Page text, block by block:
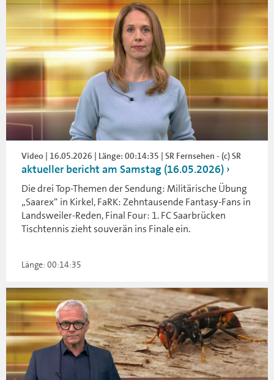
Video | 16.05.2026 | Länge: 00:14:35 | SR Fernsehen - (c) SR
aktueller bericht am Samstag (16.05.2026)
Die drei Top-Themen der Sendung: Militärische Übung
„Saarex“ in Kirkel, FaRK: Zehntausende Fantasy-Fans in
Landsweiler-Reden, Final Four: 1. FC Saarbrücken
Tischtennis zieht souverän ins Finale ein.
Länge: 00:14:35